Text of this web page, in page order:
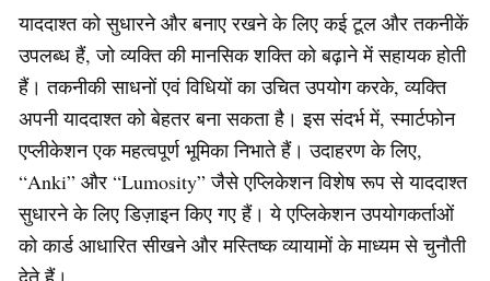
याददाश्त को सुधारने और बनाए रखने के लिए कई टूल और तकनीकें
उपलब्ध हैं, जो व्यक्ति की मानसिक शक्ति को बढ़ाने में सहायक होती
हैं। तकनीकी साधनों एवं विधियों का उचित उपयोग करके, व्यक्ति
अपनी याददाश्त को बेहतर बना सकता है। इस संदर्भ में, स्मार्टफोन
एप्लीकेशन एक महत्वपूर्ण भूमिका निभाते हैं। उदाहरण के लिए,
“Anki” और “Lumosity” जैसे एप्लिकेशन विशेष रूप से याददाश्त
सुधारने के लिए डिज़ाइन किए गए हैं। ये एप्लिकेशन उपयोगकर्ताओं
को कार्ड आधारित सीखने और मस्तिष्क व्यायामों के माध्यम से चुनौती